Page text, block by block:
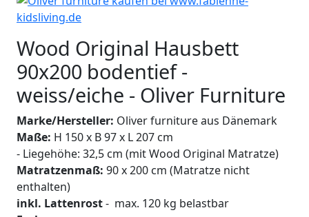
Wood Original Hausbett
90x200 bodentief -
weiss/eiche - Oliver Furniture
Marke/Hersteller: Oliver furniture aus Dänemark
Maße: H 150 x B 97 x L 207 cm
- Liegehöhe: 32,5 cm (mit Wood Original Matratze)
Matratzenmaß: 90 x 200 cm (Matratze nicht
enthalten)
inkl. Lattenrost- max. 120 kg belastbar